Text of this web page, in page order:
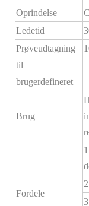
Oprindelse
Ledetid
Prøveudtagning
til
brugerdefineret
Brug
Fordele